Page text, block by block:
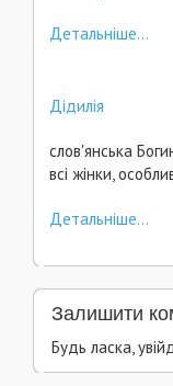
Детальніше...
Дідилія
слов'янська
всі жінки,
Детальніше...
Залишити
Будь ласка,